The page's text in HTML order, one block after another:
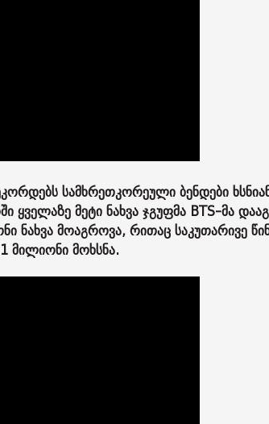
სამხრეთკორეული ბენდები
ყველაზე მეტი ნახვა ჯგუფმა BTS-მა
მოაგროვა, რითაც საკუთარივე
მილიონი მოხსნა.